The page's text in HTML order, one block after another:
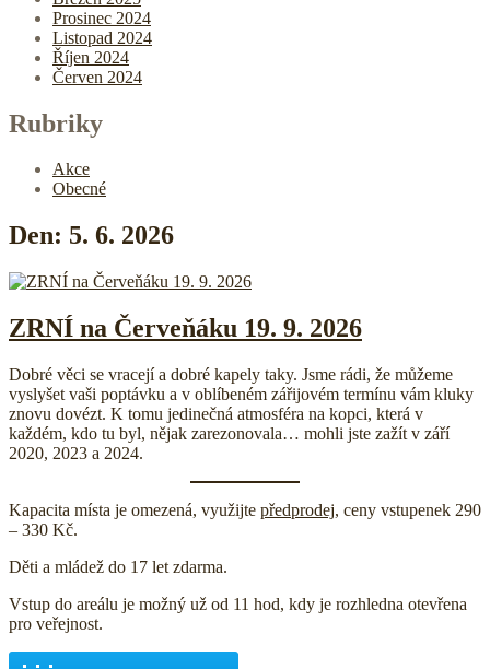
Prosinec 2024
Listopad 2024
Říjen 2024
Červen 2024
Rubriky
Akce
Obecné
Den: 5. 6. 2026
ZRNÍ na Červeňáku 19. 9. 2026
Dobré věci se vracejí a dobré kapely taky. Jsme rádi, že můžeme
vyslyšet vaši poptávku a v oblíbeném zářijovém termínu vám kluky
znovu dovézt. K tomu jedinečná atmosféra na kopci, která v
každém, kdo tu byl, nějak zarezonovala… mohli jste zažít v září
2020, 2023 a 2024.
Kapacita místa je omezená, využijte předprodej, ceny vstupenek 290
– 330 Kč.
Děti a mládež do 17 let zdarma.
Vstup do areálu je možný už od 11 hod, kdy je rozhledna otevřena
pro veřejnost.